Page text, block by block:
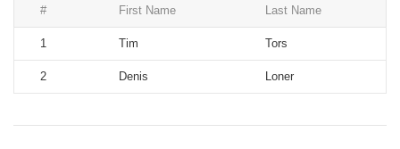
# First Name Last Name
1 Tim Tors
2 Denis Loner